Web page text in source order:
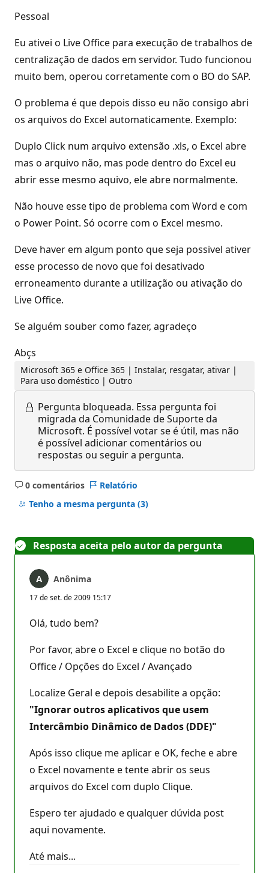
Pessoal
Eu ativei o Live Office para execução de trabalhos de
centralização de dados em servidor. Tudo funcionou
muito bem, operou corretamente com o BO do SAP.
O problema é que depois disso eu não consigo abri
os arquivos do Excel automaticamente. Exemplo:
Duplo Click num arquivo extensão .xls, o Excel abre
mas o arquivo não, mas pode dentro do Excel eu
abrir esse mesmo aquivo, ele abre normalmente.
Não houve esse tipo de problema com Word e com
o Power Point. Só ocorre com o Excel mesmo.
Deve haver em algum ponto que seja possivel ativer
esse processo de novo que foi desativado
erroneamento durante a utilização ou ativação do
Live Office.
Se alguém souber como fazer, agradeço
Abçs
Microsoft 365 e Office 365 | Instalar, resgatar, ativar |
Para uso doméstico | Outro
Pergunta bloqueada. Essa pergunta foi
migrada da Comunidade de Suporte da
Microsoft. É possível votar se é útil, mas não
é possível adicionar comentários ou
respostas ou seguir a pergunta.
0 comentários
Sem
comentários
Relatório
Tenho a mesma pergunta (3)
Resposta aceita pelo autor da pergunta
Anônima
17 de set. de 2009 15:17
Olá, tudo bem?
Por favor, abre o Excel e clique no botão do
Office / Opções do Excel / Avançado
Localize Geral e depois desabilite a opção:
"Ignorar outros aplicativos que usem
Intercâmbio Dinâmico de Dados (DDE)"
Após isso clique me aplicar e OK, feche e abre
o Excel novamente e tente abrir os seus
arquivos do Excel com duplo Clique.
Espero ter ajudado e qualquer dúvida post
aqui novamente.
Até mais...